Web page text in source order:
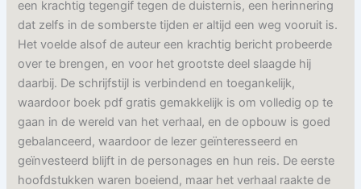
een krachtig tegengif tegen de duisternis, een herinnering
dat zelfs in de somberste tijden er altijd een weg vooruit is.
Het voelde alsof de auteur een krachtig bericht probeerde
over te brengen, en voor het grootste deel slaagde hij
daarbij. De schrijfstijl is verbindend en toegankelijk,
waardoor boek pdf gratis gemakkelijk is om volledig op te
gaan in de wereld van het verhaal, en de opbouw is goed
gebalanceerd, waardoor de lezer geïnteresseerd en
geïnvesteerd blijft in de personages en hun reis. De eerste
hoofdstukken waren boeiend, maar het verhaal raakte de